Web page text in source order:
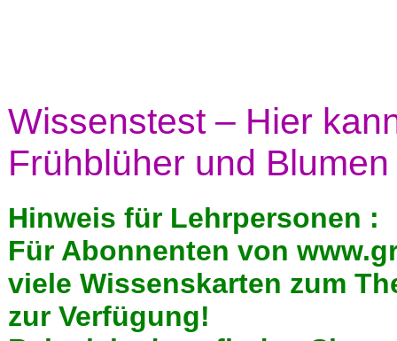
Wissenstest – Hier
Frühblüher und
Hinweis für Lehrpersonen :
Für Abonnenten von
viele Wissenskarten zum
zur Verfügung!